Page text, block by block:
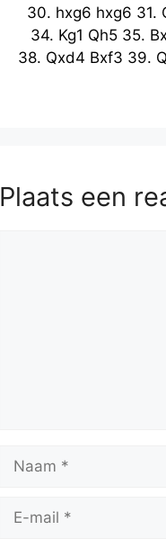
30. hxg6 hxg6 31.
34. Kg1 Qh5 35.
38. Qxd4 Bxf3 39.
Plaats een
mail